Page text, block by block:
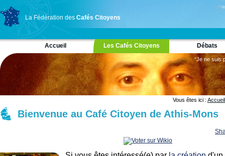
La Fédération des Cafés Citoyens
Accueil Les Cafés Citoyens Débats
“Je ne suis
Vous êtes ici : Accueil
Bienvenue au Café Citoyen de Athis-Mons